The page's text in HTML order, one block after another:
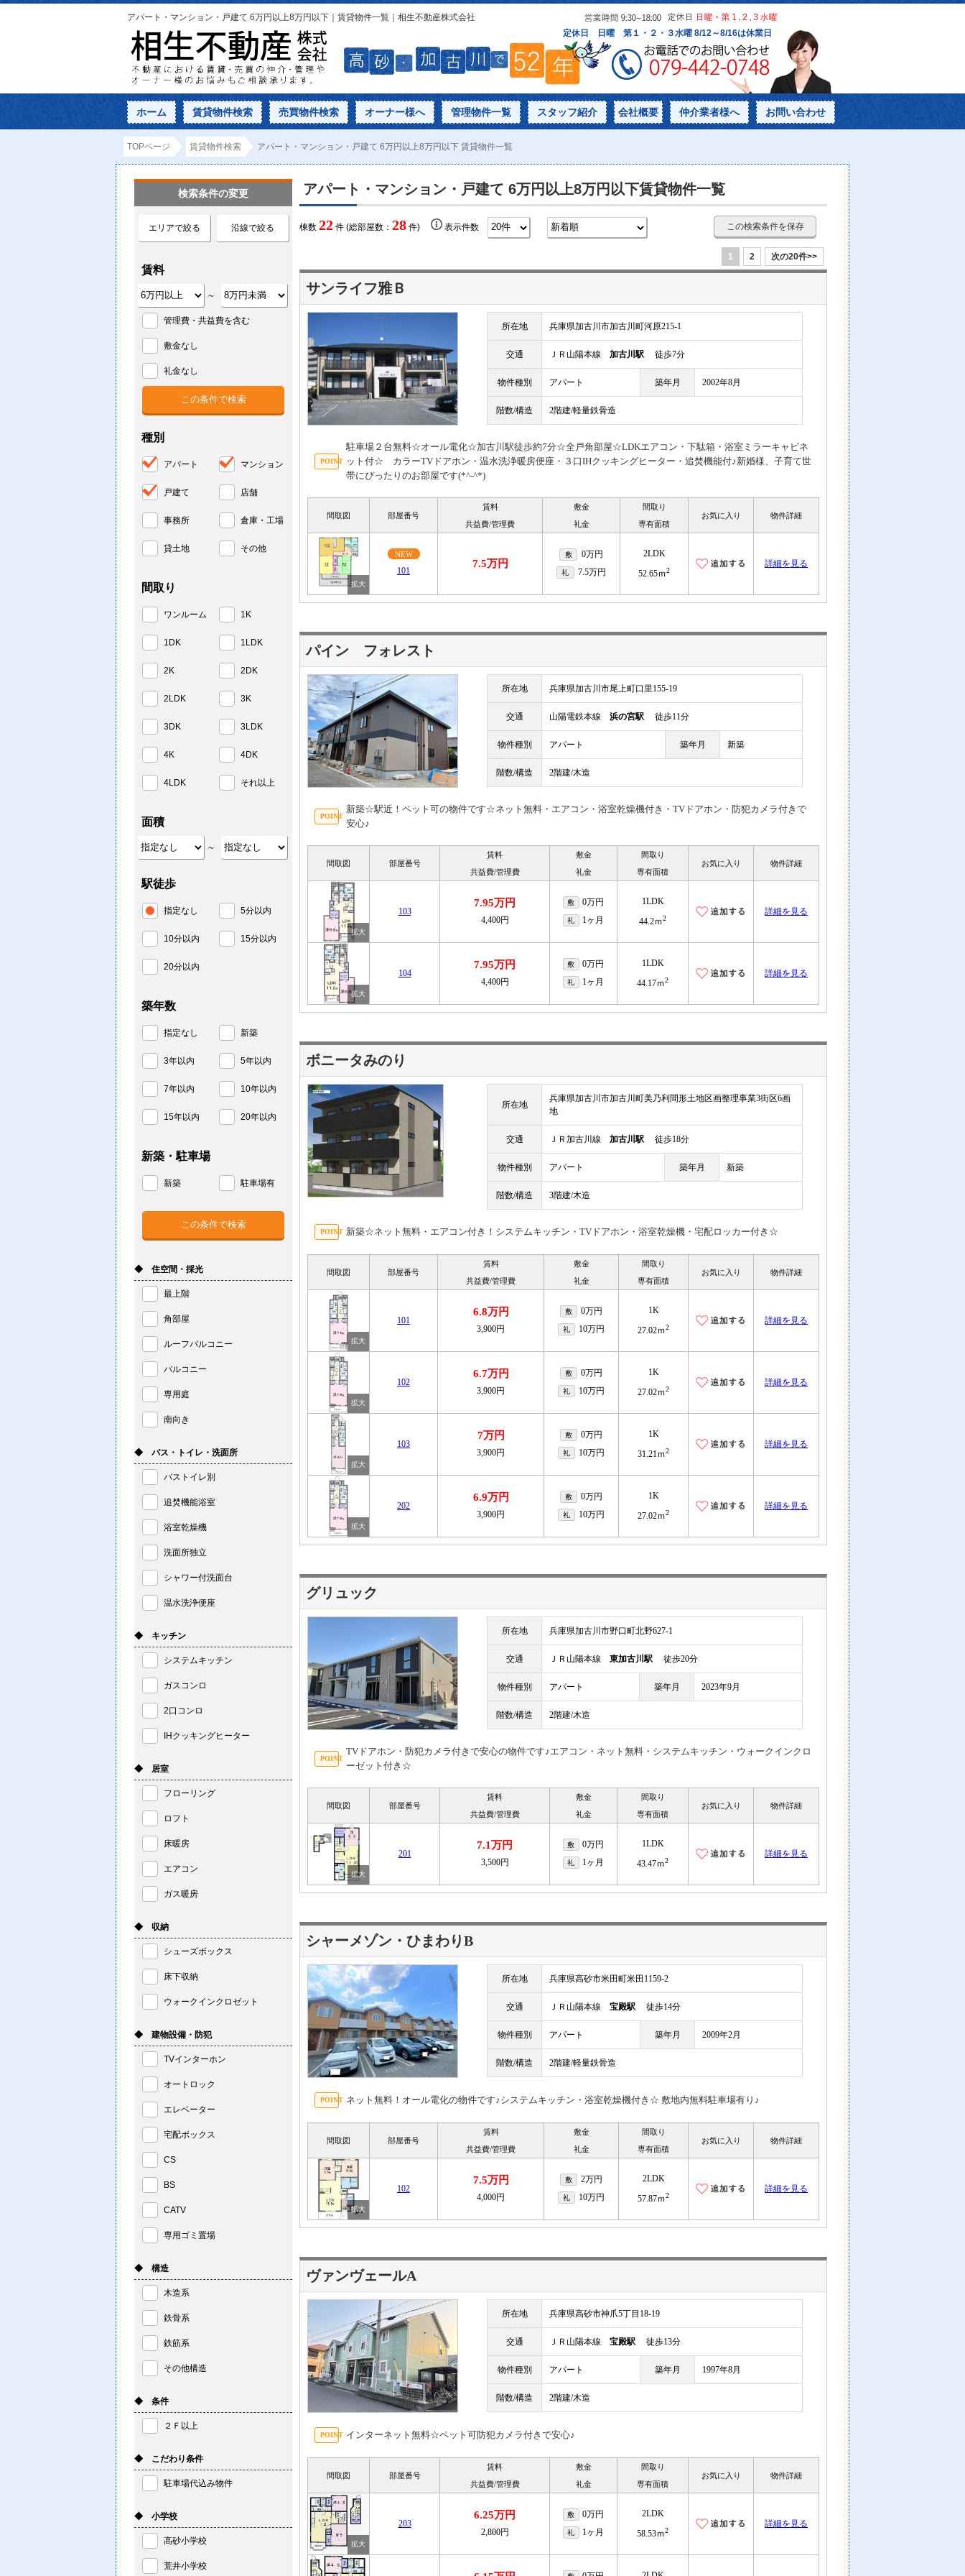
アパート・マンション・戸建て 6万円以上8万円以下｜賃貸物件一覧｜相生不動産株式会社
ホーム 賃貸物件検索 売買物件検索 オーナー様へ 管理物件一覧 スタッフ紹介 会社概要 仲介業者様へ お問い合わせ
TOPページ 賃貸物件検索 アパート・マンション・戸建て 6万円以上8万円以下 賃貸物件一覧
アパート・マンション・戸建て 6万円以上8万円以下賃貸物件一覧
棟数 22 件 (総部屋数： 28 件) 表示件数 この検索条件を保存
1 2 次の20件>>
サンライフ雅Ｂ
所在地 兵庫県加古川市加古川町河原215-1
交通 ＪＲ山陽本線 加古川駅 徒歩7分
物件種別 アパート 築年月 2002年8月
階数/構造 2階建/軽量鉄骨造
駐車場２台無料☆オール電化☆加古川駅徒歩約7分☆全戸角部屋☆LDKエアコン・下駄箱・浴室ミラーキャビネ
ット付☆ カラーTVドアホン・温水洗浄暖房便座・３口IHクッキングヒーター・追焚機能付♪新婚様、子育て世
帯にぴったりのお部屋です(*^-^*)
間取図 部屋番号
賃料
共益費/管理費
敷金
礼金
間取り
専有面積
お気に入り 物件詳細
NEW
101
7.5万円
敷 0万円
礼 7.5万円
2LDK
52.65ｍ2
詳細を見る
パイン フォレスト
所在地 兵庫県加古川市尾上町口里155-19
交通 山陽電鉄本線 浜の宮駅 徒歩11分
物件種別 アパート 築年月 新築
階数/構造 2階建/木造
新築☆駅近！ペット可の物件です☆ネット無料・エアコン・浴室乾燥機付き・TVドアホン・防犯カメラ付きで
安心♪
間取図 部屋番号
賃料
共益費/管理費
敷金
礼金
間取り
専有面積
お気に入り 物件詳細
103
7.95万円
4,400円
敷 0万円
礼 1ヶ月
1LDK
44.2ｍ2
詳細を見る
104
7.95万円
4,400円
敷 0万円
礼 1ヶ月
1LDK
44.17ｍ2
詳細を見る
ボニータみのり
所在地
兵庫県加古川市加古川町美乃利間形土地区画整理事業3街区6画
地
交通 ＪＲ加古川線 加古川駅 徒歩18分
物件種別 アパート 築年月 新築
階数/構造 3階建/木造
新築☆ネット無料・エアコン付き！システムキッチン・TVドアホン・浴室乾燥機・宅配ロッカー付き☆
間取図 部屋番号
賃料
共益費/管理費
敷金
礼金
間取り
専有面積
お気に入り 物件詳細
101
6.8万円
3,900円
敷 0万円
礼 10万円
1K
27.02ｍ2
詳細を見る
102
6.7万円
3,900円
敷 0万円
礼 10万円
1K
27.02ｍ2
詳細を見る
103
7万円
3,900円
敷 0万円
礼 10万円
1K
31.21ｍ2
詳細を見る
202
6.9万円
3,900円
敷 0万円
礼 10万円
1K
27.02ｍ2
詳細を見る
グリュック
所在地 兵庫県加古川市野口町北野627-1
交通 ＪＲ山陽本線 東加古川駅 徒歩20分
物件種別 アパート 築年月 2023年9月
階数/構造 2階建/木造
TVドアホン・防犯カメラ付きで安心の物件です♪エアコン・ネット無料・システムキッチン・ウォークインクロ
ーゼット付き☆
間取図 部屋番号
賃料
共益費/管理費
敷金
礼金
間取り
専有面積
お気に入り 物件詳細
201
7.1万円
3,500円
敷 0万円
礼 1ヶ月
1LDK
43.47ｍ2
詳細を見る
シャーメゾン・ひまわりB
所在地 兵庫県高砂市米田町米田1159-2
交通 ＪＲ山陽本線 宝殿駅 徒歩14分
物件種別 アパート 築年月 2009年2月
階数/構造 2階建/軽量鉄骨造
ネット無料！オール電化の物件です♪システムキッチン・浴室乾燥機付き☆ 敷地内無料駐車場有り♪
間取図 部屋番号
賃料
共益費/管理費
敷金
礼金
間取り
専有面積
お気に入り 物件詳細
102
7.5万円
4,000円
敷 2万円
礼 10万円
2LDK
57.87ｍ2
詳細を見る
ヴァンヴェールA
所在地 兵庫県高砂市神爪5丁目18-19
交通 ＪＲ山陽本線 宝殿駅 徒歩13分
物件種別 アパート 築年月 1997年8月
階数/構造 2階建/木造
インターネット無料☆ペット可防犯カメラ付きで安心♪
間取図 部屋番号
賃料
共益費/管理費
敷金
礼金
間取り
専有面積
お気に入り 物件詳細
203
6.25万円
2,800円
敷 0万円
礼 1ヶ月
2LDK
58.53ｍ2
詳細を見る
検索条件の変更
エリアで絞る 沿線で絞る
賃料
～
管理費・共益費を含む
敷金なし
礼金なし
種別
アパート マンション
戸建て 店舗
事務所 倉庫・工場
貸土地 その他
間取り
ワンルーム 1K
1DK 1LDK
2K 2DK
2LDK 3K
3DK 3LDK
4K 4DK
4LDK それ以上
面積
～
駅徒歩
指定なし 5分以内
10分以内 15分以内
20分以内
築年数
指定なし 新築
3年以内 5年以内
7年以内 10年以内
15年以内 20年以内
新築・駐車場
新築 駐車場有
◆ 住空間・採光
最上階
角部屋
ルーフバルコニー
バルコニー
専用庭
南向き
◆ バス・トイレ・洗面所
バストイレ別
追焚機能浴室
浴室乾燥機
洗面所独立
シャワー付洗面台
温水洗浄便座
◆ キッチン
システムキッチン
ガスコンロ
2口コンロ
IHクッキングヒーター
◆ 居室
フローリング
ロフト
床暖房
エアコン
ガス暖房
◆ 収納
シューズボックス
床下収納
ウォークインクロゼット
◆ 建物設備・防犯
TVインターホン
オートロック
エレベーター
宅配ボックス
CS
BS
CATV
専用ゴミ置場
◆ 構造
木造系
鉄骨系
鉄筋系
その他構造
◆ 条件
２Ｆ以上
◆ こだわり条件
駐車場代込み物件
◆ 小学校
高砂小学校
荒井小学校